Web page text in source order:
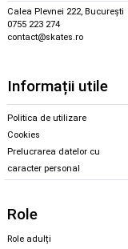
Calea Plevnei 222, București
0755 223 274
contact@skates.ro
Informații utile
Politica de utilizare
Cookies
Prelucrarea datelor cu
caracter personal
Role
Role adulți